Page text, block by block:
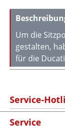
Um die
gestalten,
für die
Service-
Service